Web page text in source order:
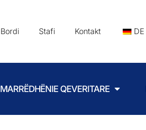
Bordi Stafi Kontakt DE
MARRËDHËNIE QEVERITARE